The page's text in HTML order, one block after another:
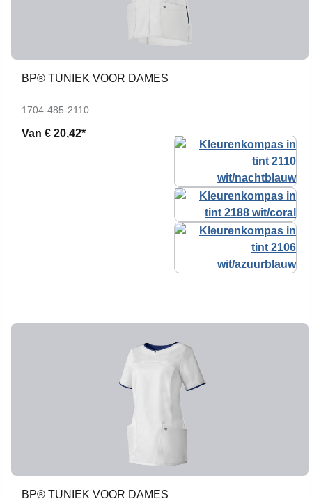
BP® TUNIEK VOOR DAMES
1704-485-2110
Van € 20,42*
BP® TUNIEK VOOR DAMES